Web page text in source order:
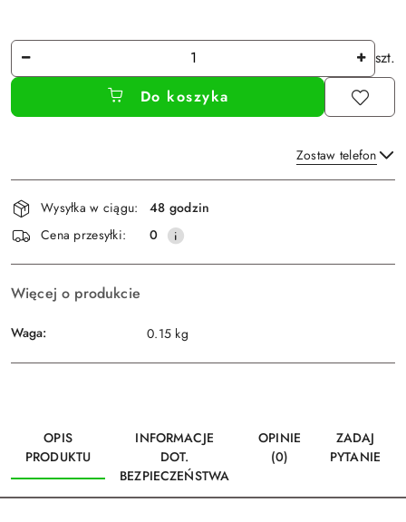
Ilość
szt.
Do koszyka
Zostaw telefon
Wyślij
Dostępność
i
dostawa
Wysyłka w ciągu:
48 godzin
Cena przesyłki:
0
Więcej o produkcie
Waga: 0.15 kg
OPIS
PRODUKTU
INFORMACJE
DOT.
BEZPIECZEŃSTWA
OPINIE
(0)
ZADAJ
PYTANIE